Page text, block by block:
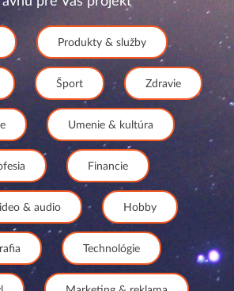
Produkty & služby
Šport Zdravie
Umenie & kultúra
Financie
& audio Hobby
Technológie